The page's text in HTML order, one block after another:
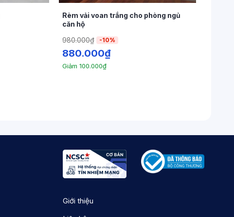
Rèm vải voan trắng cho phòng ngủ
căn hộ
980.000₫ -10%
880.000₫
Giảm 100.000₫
Giới thiệu